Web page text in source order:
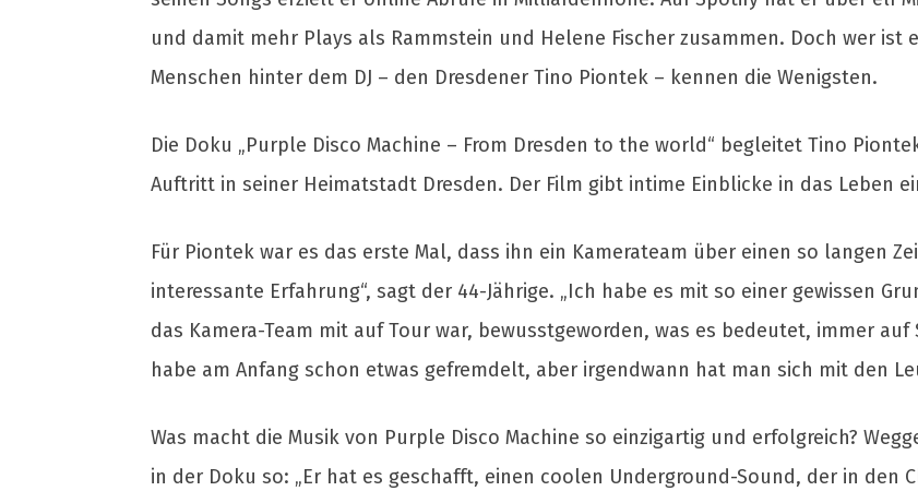
und damit mehr Plays als Rammstein und Helene Fischer zusammen. Doch wer ist
Menschen hinter dem DJ – den Dresdener Tino Piontek – kennen die Wenigsten.
Die Doku „Purple Disco Machine – From Dresden to the world“ begleitet Tino
Auftritt in seiner Heimatstadt Dresden. Der Film gibt intime Einblicke in das Leben
Für Piontek war es das erste Mal, dass ihn ein Kamerateam über einen so langen
interessante Erfahrung“, sagt der 44-Jährige. „Ich habe es mit so einer gewissen
das Kamera-Team mit auf Tour war, bewusstgeworden, was es bedeutet, immer
habe am Anfang schon etwas gefremdelt, aber irgendwann hat man sich mit den
Was macht die Musik von Purple Disco Machine so einzigartig und erfolgreich?
in der Doku so: „Er hat es geschafft, einen coolen Underground-Sound, der in den